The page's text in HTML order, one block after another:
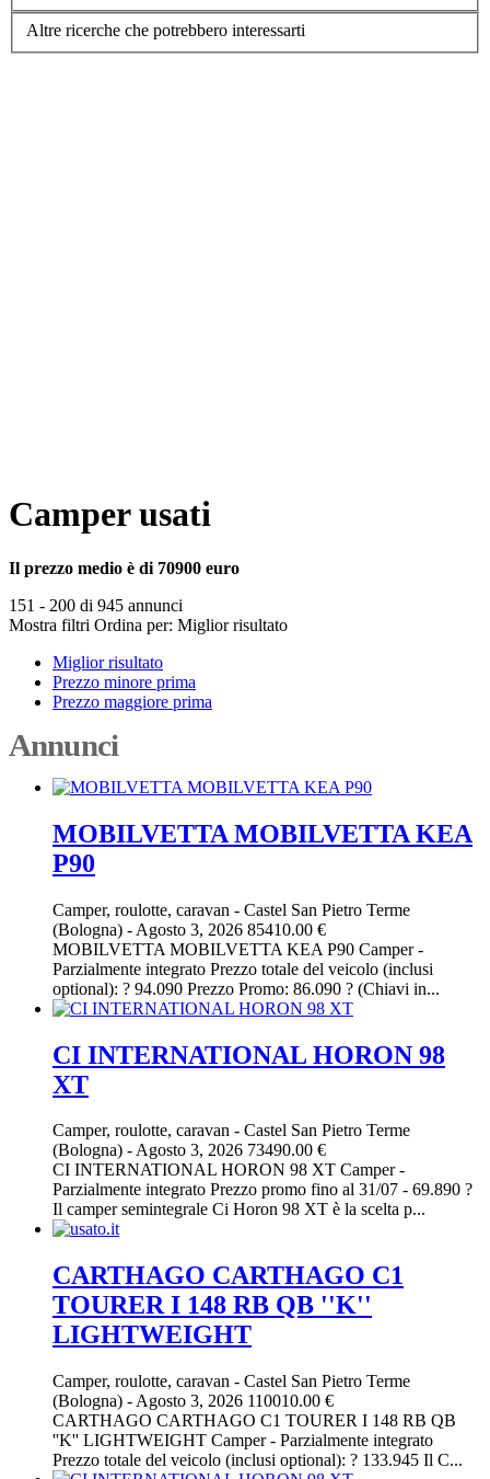
Altre ricerche che potrebbero interessarti
Camper usati
Il prezzo medio è di 70900 euro
151 - 200 di 945 annunci
Mostra filtri Ordina per: Miglior risultato
Miglior risultato
Prezzo minore prima
Prezzo maggiore prima
Annunci
MOBILVETTA MOBILVETTA KEA
P90
Camper, roulotte, caravan - Castel San Pietro Terme
(Bologna) - Agosto 3, 2026 85410.00 €
MOBILVETTA MOBILVETTA KEA P90 Camper -
Parzialmente integrato Prezzo totale del veicolo (inclusi
optional): ? 94.090 Prezzo Promo: 86.090 ? (Chiavi in...
CI INTERNATIONAL HORON 98
XT
Camper, roulotte, caravan - Castel San Pietro Terme
(Bologna) -Agosto 3, 2026 73490.00 €
CI INTERNATIONAL HORON 98 XT Camper -
Parzialmente integrato Prezzo promo fino al 31/07 - 69.890 ?
Il camper semintegrale Ci Horon 98 XT è la scelta p...
CARTHAGO CARTHAGO C1
TOURER I 148 RB QB ''K''
LIGHTWEIGHT
Camper, roulotte, caravan - Castel San Pietro Terme
(Bologna) - Agosto 3, 2026 110010.00 €
CARTHAGO CARTHAGO C1 TOURER I 148 RB QB
''K'' LIGHTWEIGHT Camper - Parzialmente integrato
Prezzo totale del veicolo (inclusi optional): ? 133.945 Il C...